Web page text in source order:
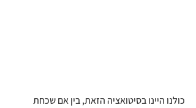
כולנו היינו בסיטואציה הזאת, בין אם שכחת